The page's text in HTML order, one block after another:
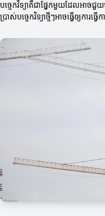
បច្ចេកវិទ្យាគឺជាផ្នែកមួយដែលអាចជួយ
ប្រាស់បច្ចេកវិទ្យាថ្មីៗអាចធ្វើឲ្យការ